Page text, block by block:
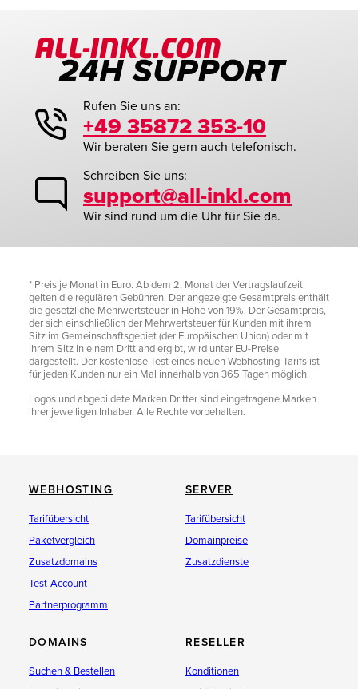
Rufen Sie uns an:
+49 35872 353-10
Wir beraten Sie gern auch telefonisch.
Schreiben Sie uns:
support@all-inkl.com
Wir sind rund um die Uhr für Sie da.
* Preis je Monat in Euro. Ab dem 2. Monat der Vertragslaufzeit
gelten die regulären Gebühren. Der angezeigte Gesamtpreis enthält
die gesetzliche Mehrwertsteuer in Höhe von 19%. Der Gesamtpreis,
der sich einschließlich der Mehrwertsteuer für Kunden mit ihrem
Sitz im Gemeinschaftsgebiet (der Europäischen Union) oder mit
Ihrem Sitz in einem Drittland ergibt, wird unter EU-Preise
dargestellt. Der kostenlose Test eines neuen Webhosting-Tarifs ist
für jeden Kunden nur ein Mal innerhalb von 365 Tagen möglich.
Logos und abgebildete Marken Dritter sind eingetragene Marken
ihrer jeweiligen Inhaber. Alle Rechte vorbehalten.
WEBHOSTING
Tarifübersicht
Paketvergleich
Zusatzdomains
Test-Account
Partnerprogramm
SERVER
Tarifübersicht
Domainpreise
Zusatzdienste
DOMAINS
Suchen & Bestellen
RESELLER
Konditionen